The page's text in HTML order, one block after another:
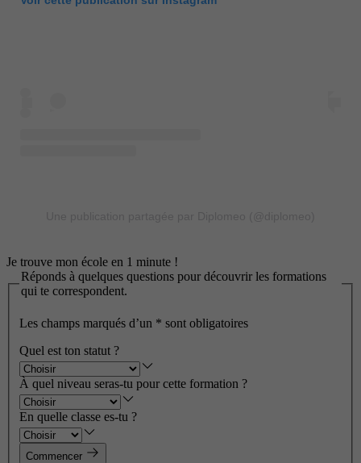
Je trouve mon école en 1 minute !
Réponds à quelques questions pour découvrir les formations
qui te correspondent.
Les champs marqués d’un * sont obligatoires
Quel est ton statut ?
À quel niveau seras-tu pour cette formation ?
En quelle classe es-tu ?
Commencer